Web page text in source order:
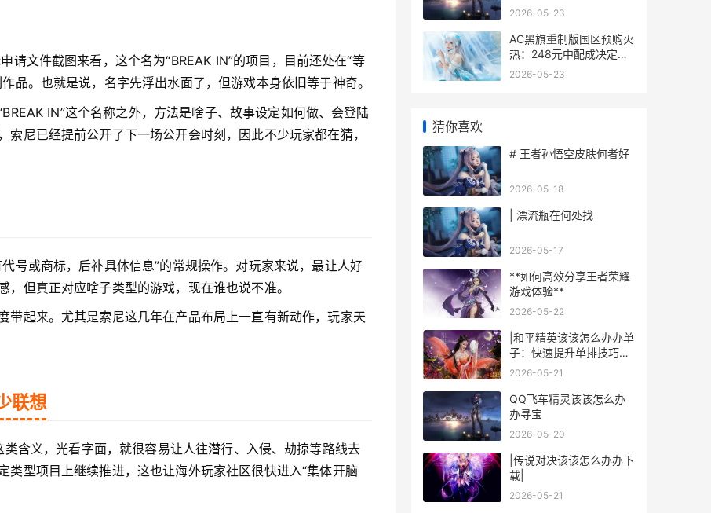
请文件截图来看，这个名为“BREAK IN”的项目，目前还处在“等
品。也就是说，名字先浮出水面了，但游戏本身依旧等于神奇。
IN”这个名称之外，方法是啥子、故事设定如何做、会登陆
尼已经提前公开了下一场公开会时刻，因此不少玩家都在猜，
号或商标，后补具体信息”的常规操作。对玩家来说，最让人好
但真正对应啥子类型的游戏，现在谁也说不准。
带起来。尤其是索尼这几年在产品布局上一直有新动作，玩家天
联想
类含义，光看字面，就很容易让人往潜行、入侵、劫掠等路线去
类型项目上继续推进，这也让海外玩家社区很快进入“集体开脑
心 育碧大股东
2026-05-23
AC黑旗重制版国区预购火
热：248元中配成决定因
素优势 黑旗digital
2026-05-23
猜你喜欢
# 王者孙悟空皮肤何者好
2026-05-18
| 漂流瓶在何处找
2026-05-17
**如何高效分享王者荣耀
游戏体验**
2026-05-22
|和平精英该该怎么办办单
子：快速提升单排技巧的
攻略|
2026-05-21
QQ飞车精灵该该怎么办
办寻宝
2026-05-20
|传说对决该该怎么办办下
载|
2026-05-21